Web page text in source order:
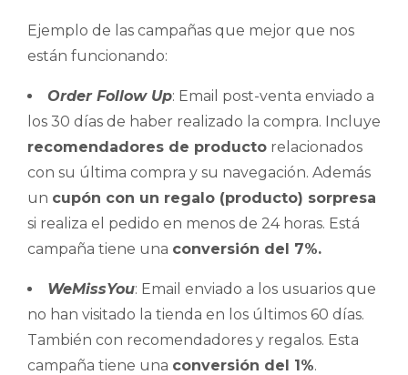
Ejemplo de las campañas que mejor que nos
están funcionando:
Order Follow Up: Email post-venta enviado a
los 30 días de haber realizado la compra. Incluye
recomendadores de producto relacionados
con su última compra y su navegación. Además
un cupón con un regalo (producto) sorpresa
si realiza el pedido en menos de 24 horas. Está
campaña tiene una conversión del 7%.
WeMissYou: Email enviado a los usuarios que
no han visitado la tienda en los últimos 60 días.
También con recomendadores y regalos. Esta
campaña tiene una conversión del 1%.